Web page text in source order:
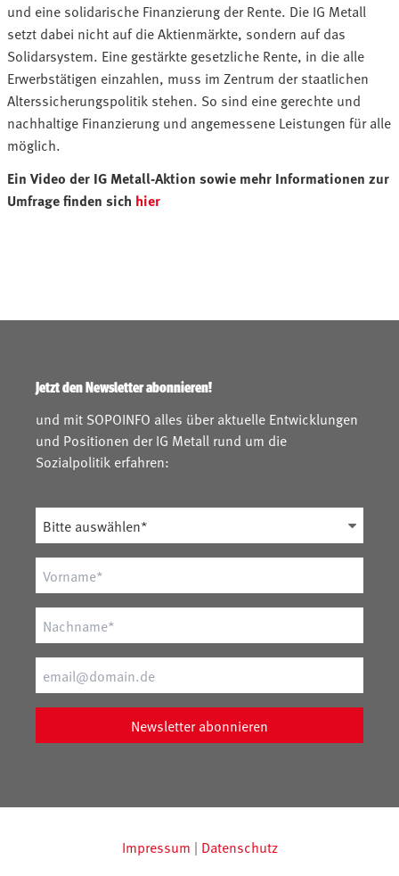
und eine solidarische Finanzierung der Rente. Die IG Metall
setzt dabei nicht auf die Aktienmärkte, sondern auf das
Solidarsystem. Eine gestärkte gesetzliche Rente, in die alle
Erwerbstätigen einzahlen, muss im Zentrum der staatlichen
Alterssicherungspolitik stehen. So sind eine gerechte und
nachhaltige Finanzierung und angemessene Leistungen für alle
möglich.
Ein Video der IG Metall-Aktion sowie mehr Informationen zur
Umfrage finden sich hier
Jetzt den Newsletter abonnieren!
und mit SOPOINFO alles über aktuelle Entwicklungen
und Positionen der IG Metall rund um die
Sozialpolitik erfahren:
Newsletterabonnieren
Impressum | Datenschutz